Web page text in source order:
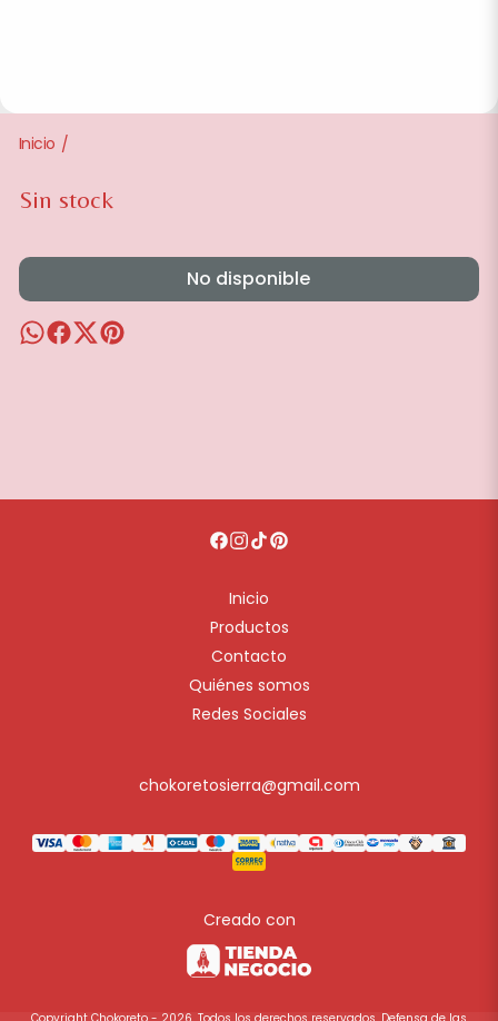
Inicio /
Sin stock
No disponible
Inicio
Productos
Contacto
Quiénes somos
Redes Sociales
chokoretosierra@gmail.com
Creado con
Copyright Chokoreto - 2026. Todos los derechos reservados. Defensa de las